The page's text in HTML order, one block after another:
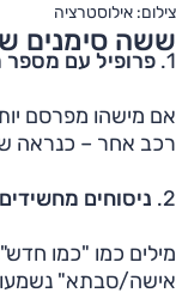
צילום: אילוסטרציה
ששה סימנים
1. פרופיל עם מספר
אם מישהו מפרסם
רכב אחר – כנראה
2. ניסוחים מחשידים
מילים כמו "כמו
אישה/סבתא"